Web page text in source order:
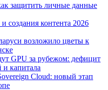
защитить личные данные
создания контента 2026
возложило цветы к
GPU за рубежом: дефицит
и капитала
Cloud: новый этап